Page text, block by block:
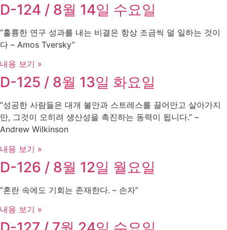
D-124 / 8월 14일 수요일
“훌륭한 연구 성과를 내는 비결은 항상 조금씩 덜 일하는 것이
다 – Amos Tversky”
내용 보기 »
D-125 / 8월 13일 화요일
“성공한 사람들은 대개 불안과 스트레스를 끌어안고 살아가지
만, 그것이 오히려 생산성을 촉진하는 동력이 됩니다.” –
Andrew Wilkinson
내용 보기 »
D-126 / 8월 12일 월요일
“혼란 속에도 기회는 존재한다. – 손자”
내용 보기 »